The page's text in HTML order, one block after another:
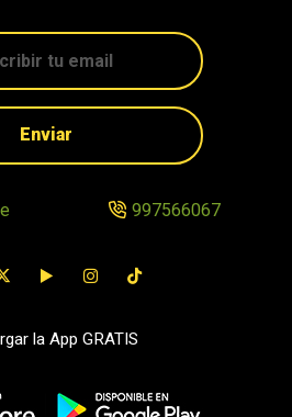
Enviar
997566067
la App GRATIS